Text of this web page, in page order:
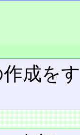
成を